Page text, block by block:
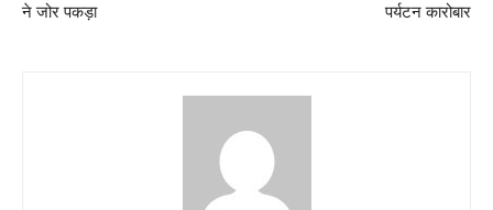
ने जोर पकड़ा
पर्यटन कारोबार